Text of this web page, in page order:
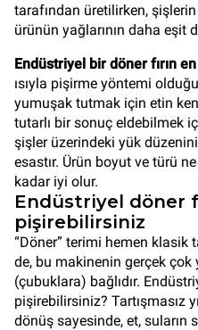
tarafından üretilirken,
ürünün yağlarının daha eşit
Endüstriyel bir döner fırın en
ısıyla pişirme yöntemi
yumuşak tutmak için etin
tutarlı bir sonuç eldebilmek
şişler üzerindeki yük
esastır. Ürün boyut ve türü
kadar iyi olur.
Endüstriyel döner
pişirebilirsiniz
“Döner” terimi hemen klasik
de, bu makinenin gerçek çok
(çubuklara) bağlıdır.
pişirebilirsiniz? Tartışmasız
dönüş sayesinde, et, suların